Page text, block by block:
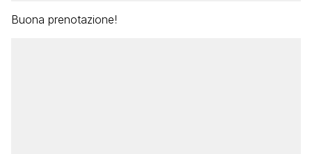
Buona prenotazione!